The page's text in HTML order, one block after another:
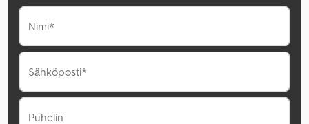
Nimi*
Sähköposti*
Puhelin